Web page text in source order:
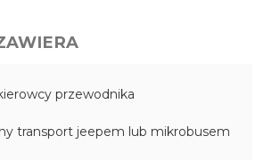
przewodnika
transport jeepem lub mikrobusem